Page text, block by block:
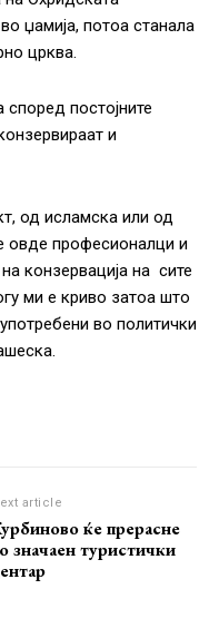
џамија, потоа станала
црква.
постојните
и
од исламска или од
овде професионалци и
конзервација на сите
ми е криво затоа што
во политички
article
ќе прерасне
значаен туристички